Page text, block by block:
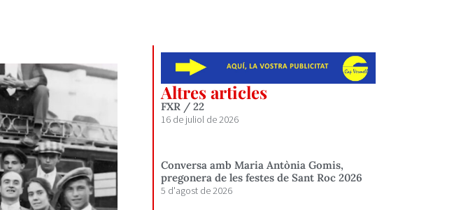
Altres articles
FXR / 22
16 de juliol de 2026
Conversa amb Maria Antònia Gomis,
pregonera de les festes de Sant Roc 2026
5 d'agost de 2026